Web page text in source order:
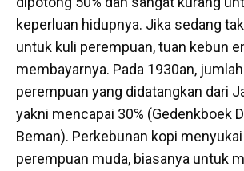
keperluan hidupnya. Jika sedang
untuk kuli perempuan, tuan kebun
membayarnya. Pada 1930an,
perempuan yang didatangkan dari
yakni mencapai 30% (Gedenkboek
Beman). Perkebunan kopi
perempuan muda, biasanya untuk